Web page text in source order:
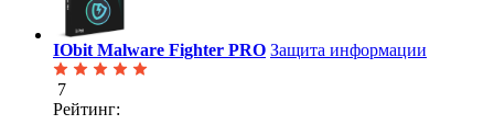
IObit Malware Fighter PRO Защита информации
7
Рейтинг: